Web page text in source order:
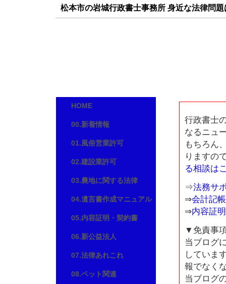
松本市の岩城行政書士事務所 身近な法律問
行政書士
なるニュ
もちろん
りますの
る相談は
⇒法務サ
⇒会計記
⇒内容証
▼免責事
当ブログ
していま
報でなく
当ブログ
HOME
00.新着情報
01.風俗営業許可
02.建設業許可
03.農地に関する法律
04.遺言書作成マニュアル
05.内容証明・契約書
06.新公益法人
07.法律あれこれ
08.ペット関連